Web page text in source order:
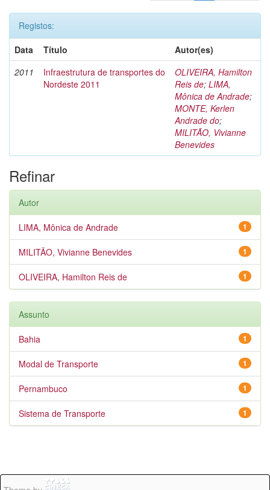
Registos:
Data
Título
Autor(es)
2011
Infraestrutura de transportes do
Nordeste 2011
OLIVEIRA, Hamilton
Reis de; LIMA,
Mônica de Andrade;
MONTE, Kerlen
Andrade do;
MILITÃO, Vivianne
Benevides
Refinar
Autor
1
LIMA, Mônica de Andrade
1
MILITÃO, Vivianne Benevides
1
OLIVEIRA, Hamilton Reis de
Assunto
1
Bahia
1
Modal de Transporte
1
Pernambuco
1
Sistema de Transporte